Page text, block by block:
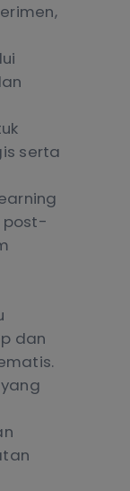
serta
post-
dan